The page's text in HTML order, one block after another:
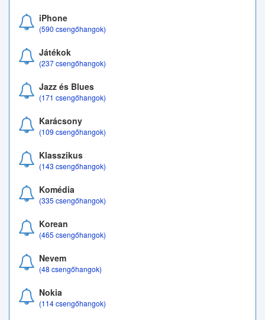
iPhone
(590 csengőhangok)
Játékok
(237 csengőhangok)
Jazz és Blues
(171 csengőhangok)
Karácsony
(109 csengőhangok)
Klasszikus
(143 csengőhangok)
Komédia
(335 csengőhangok)
Korean
(465 csengőhangok)
Nevem
(48 csengőhangok)
Nokia
(114 csengőhangok)